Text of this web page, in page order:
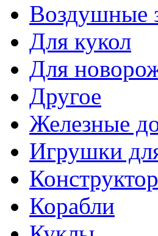
Воздушные
Для кукол
Для
Другое
Железные
Игрушки
Корабли